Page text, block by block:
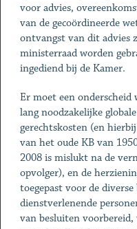
voor advies,
van de gecoördineerde
ontvangst van dit advies
ministerraad worden
ingediend bij de Kamer.
Er moet een onderscheid
lang noodzakelijke
gerechtskosten (en
van het oude KB van
2008 is mislukt na de
opvolger), en de
toegepast voor de diverse
dienstverlenende
van besluiten